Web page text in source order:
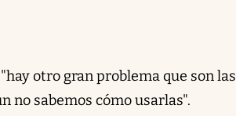
otro gran problema que son las
no sabemos cómo usarlas".